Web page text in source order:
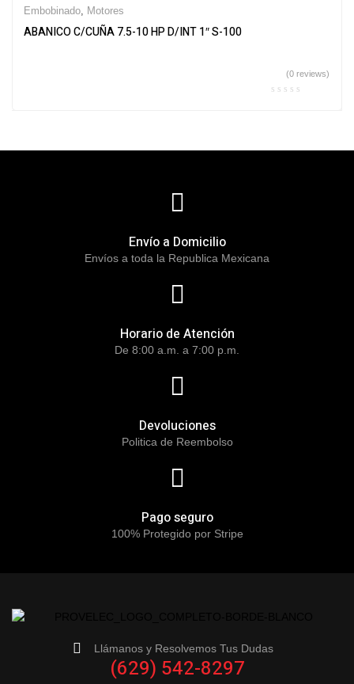
Embobinado, Motores
ABANICO C/CUÑA 7.5-10 HP D/INT 1″ S-100
(0 reviews)
Envío a Domicilio
Envíos a toda la Republica Mexicana
Horario de Atención
De 8:00 a.m. a 7:00 p.m.
Devoluciones
Politica de Reembolso
Pago seguro
100% Protegido por Stripe
Llámanos y Resolvemos Tus Dudas
(629) 542-8297